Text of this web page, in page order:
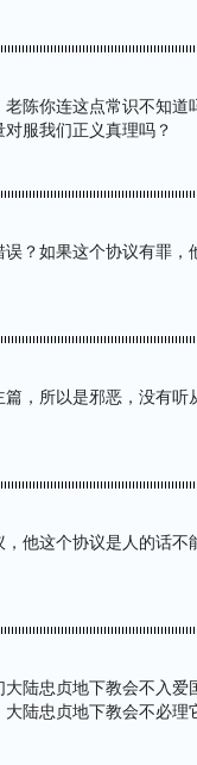
陈你连这点常识不知
服我们正义真理吗？
？如果这个协议有罪
，所以是邪恶，没有听
他这个协议是人的话不
陆忠贞地下教会不入
陆忠贞地下教会不必